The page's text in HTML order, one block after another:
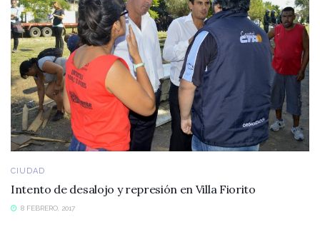
CIUDAD
Intento de desalojo y represión en Villa Fiorito
8 FEBRERO, 2017